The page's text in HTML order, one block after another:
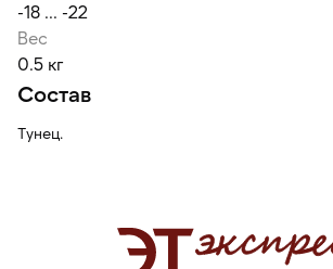
-18 ... -22
Вес
0.5 кг
Состав
Тунец.